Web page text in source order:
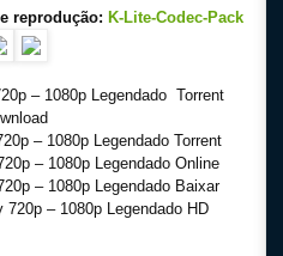
reprodução: K-Lite-Codec-Pack
– 1080p Legendado Torrent
– 1080p Legendado Torrent
– 1080p Legendado Online
– 1080p Legendado Baixar
720p – 1080p Legendado HD